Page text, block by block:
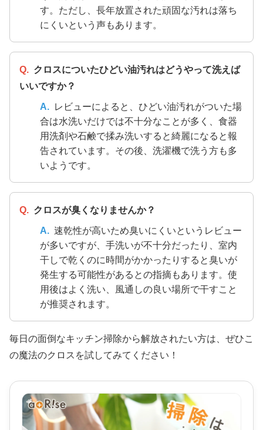
す。ただし、長年放置された頑固な汚れは落ち
にくいという声もあります。
Q. クロスについたひどい油汚れはどうやって洗えば
いいですか？
A. レビューによると、ひどい油汚れがついた場
合は水洗いだけでは不十分なことが多く、食器
用洗剤や石鹸で揉み洗いすると綺麗になると報
告されています。その後、洗濯機で洗う方も多
いようです。
Q. クロスが臭くなりませんか？
A. 速乾性が高いため臭いにくいというレビュー
が多いですが、手洗いが不十分だったり、室内
干しで乾くのに時間がかかったりすると臭いが
発生する可能性があるとの指摘もあります。使
用後はよく洗い、風通しの良い場所で干すこと
が推奨されます。
毎日の面倒なキッチン掃除から解放されたい方は、ぜひこ
の魔法のクロスを試してみてください！